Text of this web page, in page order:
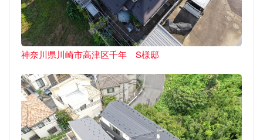
神奈川県川崎市高津区千年 S様邸